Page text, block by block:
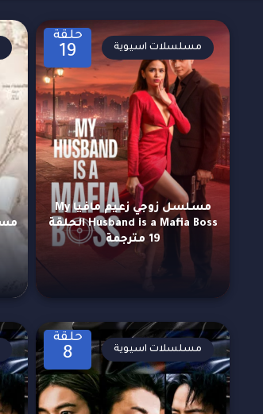
حلقة
19
مسلسل زوجي زعيم مافيا My
Husband is a Mafia Boss الحلقة
19 مترجمة
مسلسلات اسيوية
حلقة
8 مسلسلات اسيوية